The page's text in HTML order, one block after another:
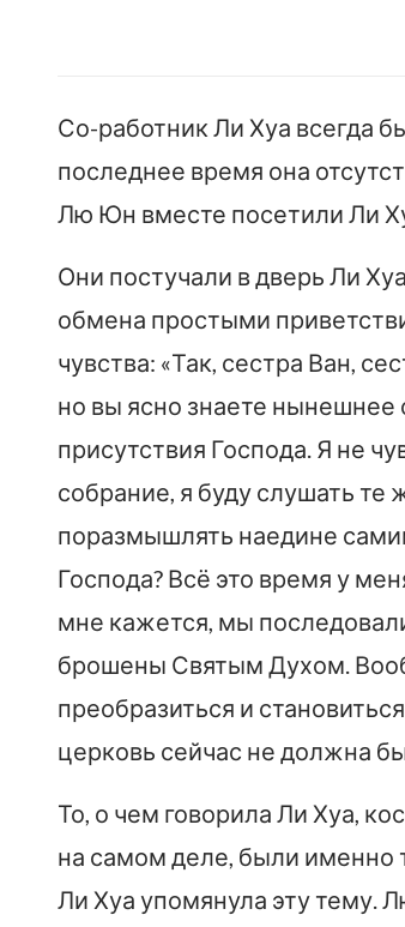
Со-работник Ли Хуа всегда
последнее время она
Лю Юн вместе посетили Ли
Они постучали в дверь Ли
обмена простыми
чувства: «Так, сестра Ван,
но вы ясно знаете
присутствия Господа. Я не
собрание, я буду слушать
поразмышлять наедине
Господа? Всё это время у
мне кажется, мы
брошены Святым Духом.
преобразиться и
церковь сейчас не должна
То, о чем говорила Ли Хуа,
на самом деле, были именно
Ли Хуа упомянула эту тему.